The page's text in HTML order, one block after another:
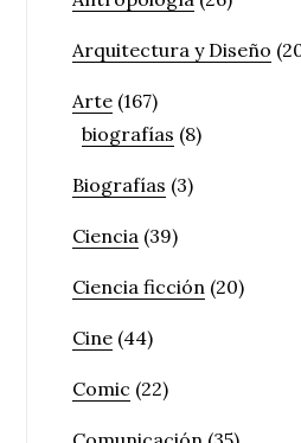
Arquitectura y Diseño
Arte (167)
biografías (8)
Biografías (3)
Ciencia (39)
Ciencia ficción (20)
Cine (44)
Comic (22)